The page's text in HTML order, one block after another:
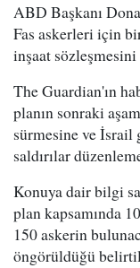
ABD Başkanı
Fas askerleri için
inşaat
The Guardian'ın
planın sonraki
sürmesine ve İsrail
saldırılar
Konuya dair bilgi
plan kapsamında
150 askerin
öngörüldüğü